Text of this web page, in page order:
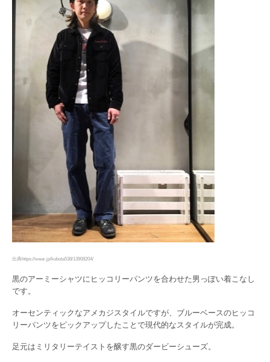
出典https://wear.jp/kubota538/13908204/
黒のアーミーシャツにヒッコリーパンツを合わせた男っぽい着こなし
です。
オーセンティックなアメカジスタイルですが、ブルーベースのヒッコ
リーパンツをピックアップしたことで現代的なスタイルが完成。
足元はミリタリーテイストを醸す黒のダービーシューズ。